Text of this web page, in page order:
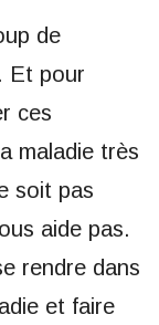
de
Et pour
ces
maladie très
soit pas
aide pas.
rendre dans
et faire